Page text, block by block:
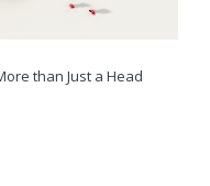
than Just a Head